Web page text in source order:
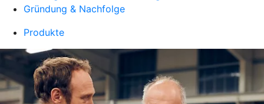
Gründung & Nachfolge
Produkte